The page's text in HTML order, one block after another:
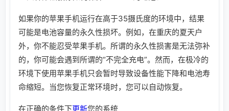
如果你的苹果手机运行在高于35摄氏度的环境中，结果
可能是电池容量的永久性损坏。例如，在重庆的夏天户
外，你不能忍受苹果手机。所谓的永久性损害是无法弥补
的，你可能会遇到所谓的“不完全充电”。然而，在极冷的
环境下使用苹果手机只会暂时导致设备性能下降和电池寿
命缩短。当您恢复正常环境时，您可以自动恢复。
在正确的条件下更新您的系统